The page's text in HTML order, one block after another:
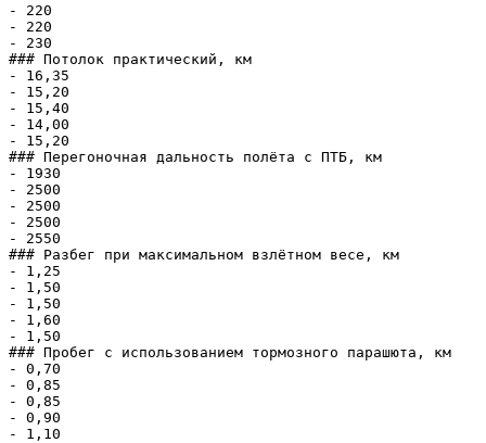
- 220
- 220
- 230
### Потолок практический, км
- 16,35
- 15,20
- 15,40
- 14,00
- 15,20
### Перегоночная дальность полёта с ПТБ, км
- 1930
- 2500
- 2500
- 2500
- 2550
### Разбег при максимальном взлётном весе, км
- 1,25
- 1,50
- 1,50
- 1,60
- 1,50
### Пробег с использованием тормозного парашюта, км
- 0,70
- 0,85
- 0,85
- 0,90
- 1,10